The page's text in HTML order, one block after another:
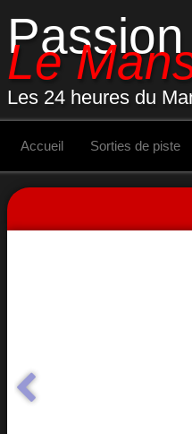
Passion
Le
Les 24 heures du
Accueil Sorties de piste